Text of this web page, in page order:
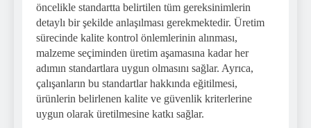
öncelikle standartta belirtilen tüm gereksinimlerin
detaylı bir şekilde anlaşılması gerekmektedir. Üretim
sürecinde kalite kontrol önlemlerinin alınması,
malzeme seçiminden üretim aşamasına kadar her
adımın standartlara uygun olmasını sağlar. Ayrıca,
çalışanların bu standartlar hakkında eğitilmesi,
ürünlerin belirlenen kalite ve güvenlik kriterlerine
uygun olarak üretilmesine katkı sağlar.